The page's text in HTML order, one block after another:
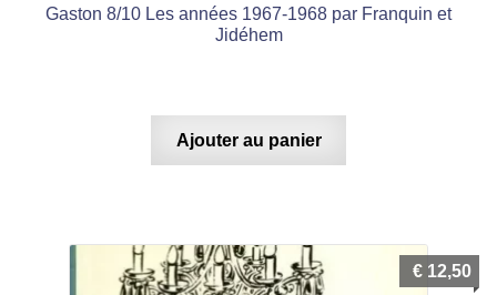
Gaston 8/10 Les années 1967-1968 par Franquin et
Jidéhem
Ajouter au panier
€ 12,50